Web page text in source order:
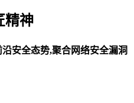
精神
安全态势,聚合网络安全漏洞